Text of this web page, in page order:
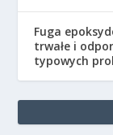
Fuga
trwałe i
typowych